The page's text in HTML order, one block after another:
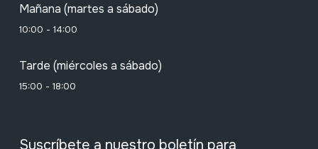
Mañana (martes a sábado)
10:00 - 14:00
Tarde (miércoles a sábado)
15:00 - 18:00
Suscríbete a nuestro boletín para